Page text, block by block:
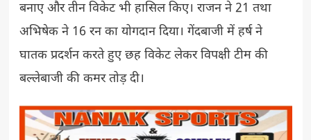
बनाए और तीन विकेट भी हासिल किए। राजन ने 21 तथा
अभिषेक ने 16 रन का योगदान दिया। गेंदबाजी में हर्ष ने
घातक प्रदर्शन करते हुए छह विकेट लेकर विपक्षी टीम की
बल्लेबाजी की कमर तोड़ दी।